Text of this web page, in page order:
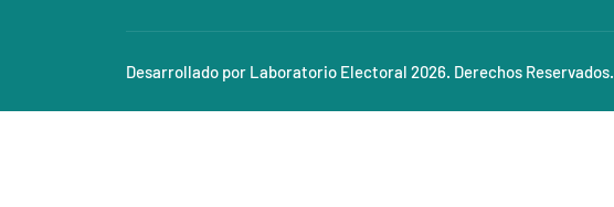
Desarrollado por Laboratorio Electoral 2026. Derechos Reservados.